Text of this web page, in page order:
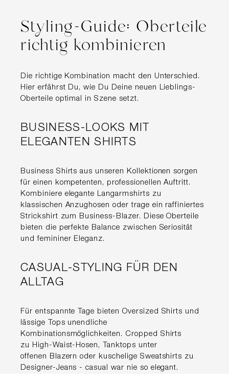
Styling-Guide: Oberteile
richtig kombinieren
Die richtige Kombination macht den Unterschied.
Hier erfährst Du, wie Du Deine neuen Lieblings-
Oberteile optimal in Szene setzt.
BUSINESS-LOOKS MIT
ELEGANTEN SHIRTS
Business Shirts aus unseren Kollektionen sorgen
für einen kompetenten, professionellen Auftritt.
Kombiniere elegante Langarmshirts zu
klassischen Anzughosen oder trage ein raffiniertes
Strickshirt zum Business-Blazer. Diese Oberteile
bieten die perfekte Balance zwischen Seriosität
und femininer Eleganz.
CASUAL-STYLING FÜR DEN
ALLTAG
Für entspannte Tage bieten Oversized Shirts und
lässige Tops unendliche
Kombinationsmöglichkeiten. Cropped Shirts
zu High-Waist-Hosen, Tanktops unter
offenen Blazern oder kuschelige Sweatshirts zu
Designer-Jeans - casual war nie so elegant.